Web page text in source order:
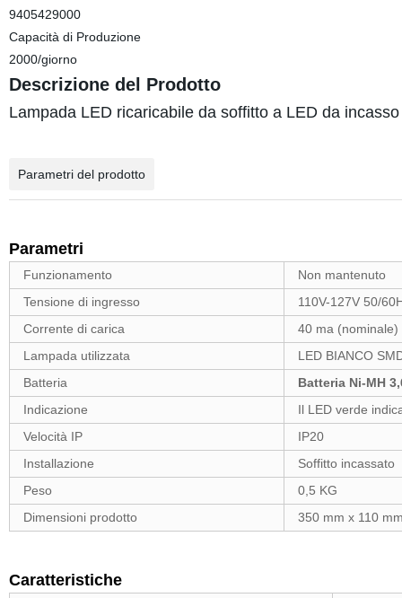
9405429000
Capacità di Produzione
2000/giorno
Descrizione del Prodotto
Lampada LED ricaricabile da soffitto a LED da
Parametri del prodotto
Parametri
Funzionamento
Non mantenuto
Tensione di ingresso
110V-127V 50/
Corrente di carica
40 ma (nominale)
Lampada utilizzata
LED BIANCO
Batteria
Batteria Ni-MH
Indicazione
Il LED verde
Velocità IP
IP20
Installazione
Soffitto incassato
Peso
0,5 KG
Dimensioni prodotto
350 mm x 110
Caratteristiche